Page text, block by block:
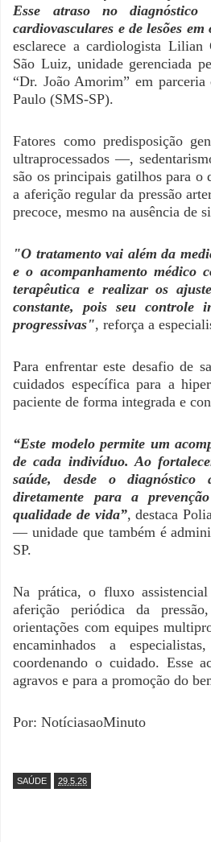
Esse atraso no diagnóstico
cardiovasculares e de lesões
​​esclarece​​​​ ​​a cardiologista Lilian
São Luiz, unidade gerenciada
“Dr. João Amorim”​ em
Paulo (SMS-SP)​.
Fatores como predisposição
ultraprocessados —,
são os principais gatilhos para o
a aferição regular da pressão
precoce, mesmo na ausência de
"O tratamento vai além da
e o acompanhamento médico
terapêutica e realizar os
constante, pois seu controle
progressivas", reforça a
Para enfrentar este desafio de
cuidados específica para a
paciente de forma integrada e
“Este modelo permite um
de cada indivíduo. Ao
saúde, desde o
diretamente para a
qualidade de vida”, destaca
— unidade que também é
SP.
​​Na prática, o fluxo
aferição periódica da
orientações com equipes
encaminhados a
coordenando o cuidado. ​​Esse
agravos e para a promoção do
Por: NotíciasaoMinuto
SAÚDE 29.5.26